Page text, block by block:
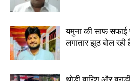
यमुना की साफ सफाई
लगातार झूठ बोल